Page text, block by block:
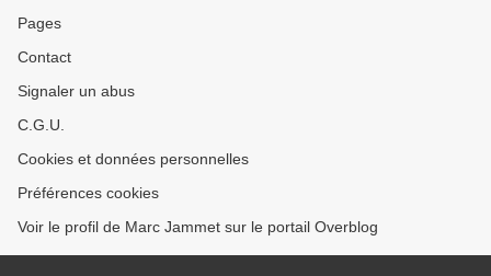
Pages
Contact
Signaler un abus
C.G.U.
Cookies et données personnelles
Préférences cookies
Voir le profil de Marc Jammet sur le portail Overblog